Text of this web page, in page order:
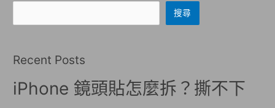
搜尋
Recent Posts
iPhone 鏡頭貼怎麼拆？撕不下